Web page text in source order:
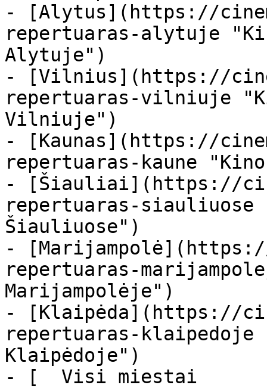
- [Alytus](https://
repertuaras-alytuje
Alytuje")
- [Vilnius](https://
repertuaras-vilniuje
Vilniuje")
- [Kaunas](https://
repertuaras-kaune
- [Šiauliai](https://
repertuaras-
Šiauliuose")
-
repertuaras-
Marijampolėje")
- [Klaipėda](https://
repertuaras-
Klaipėdoje")
- [  Visi miestai